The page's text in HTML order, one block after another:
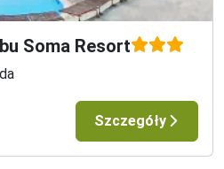
Soma Resort
Szczegóły